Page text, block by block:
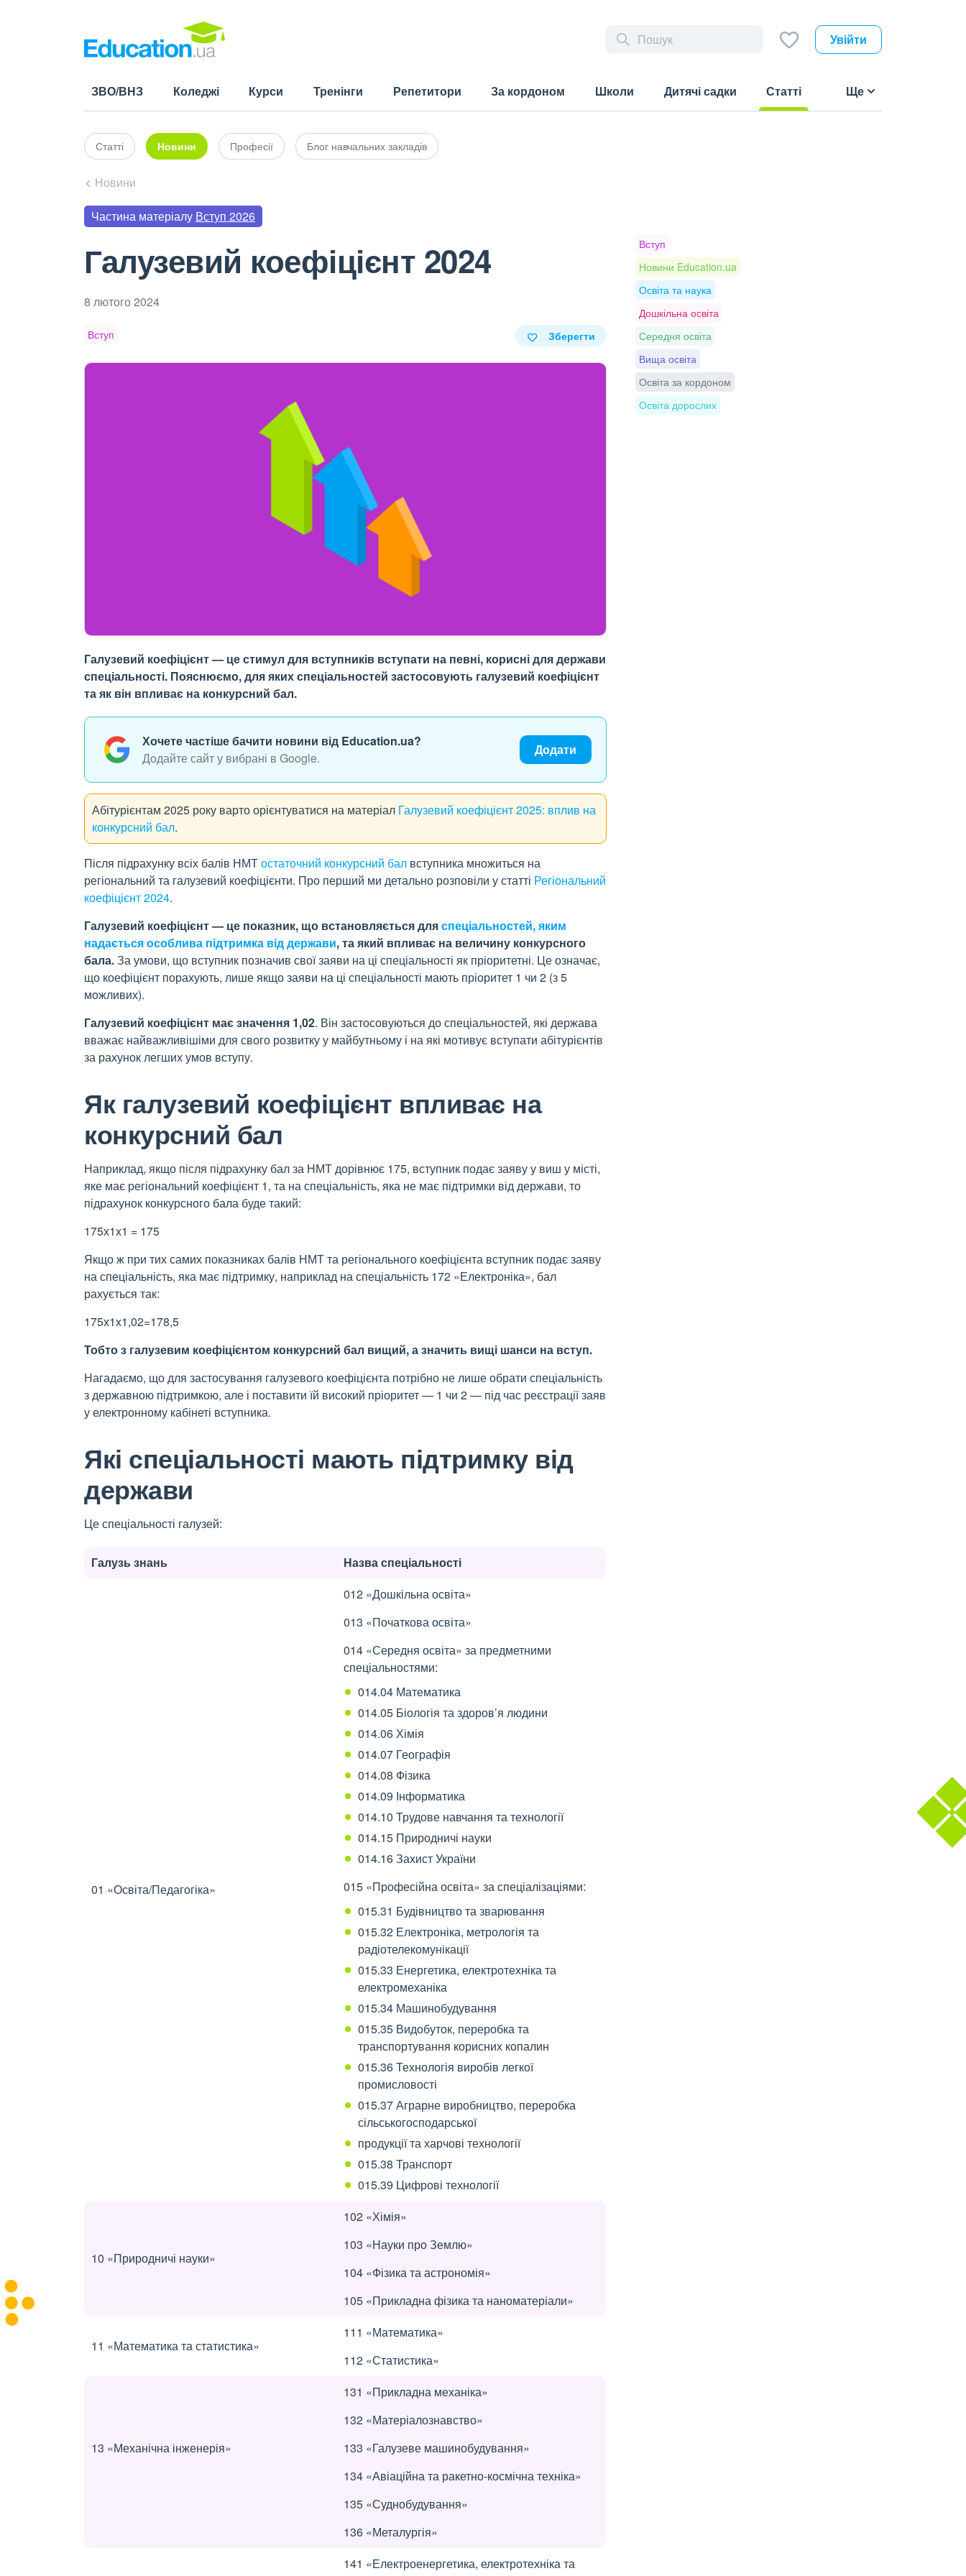
Увійти
ЗВО/ВНЗ Коледжі Курси Тренінги Репетитори За кордоном Школи Дитячі садки
Статті
Ще
Статті Новини Професії Блог навчальних закладів
Новини
Частина матеріалу Вступ 2026
Галузевий коефіцієнт 2024
8 лютого 2024
Вступ Зберегти
Галузевий коефіцієнт — це стимул для вступників вступати на певні, корисні для держави
спеціальності. Пояснюємо, для яких спеціальностей застосовують галузевий коефіцієнт
та як він впливає на конкурсний бал.
Хочете частіше бачити новини від Education.ua?
Додайте сайт у вибрані в Google.
Додати
Абітурієнтам 2025 року варто орієнтуватися на матеріал Галузевий коефіцієнт 2025: вплив на
конкурсний бал.
Після підрахунку всіх балів НМТостаточний конкурсний бал вступника множиться на
регіональний та галузевий коефіцієнти. Про перший ми детально розповіли у статті Регіональний
коефіцієнт 2024.
Галузевий коефіцієнт— це показник, що встановляється дляспеціальностей, яким
надається особлива підтримка від держави, та який впливає на величину конкурсного
бала.За умови, що вступник позначив свої заяви на ці спеціальності як пріоритетні. Це означає,
що коефіцієнт порахують, лише якщо заяви на ці спеціальності мають пріоритет 1 чи 2 (з 5
можливих).
Галузевий коефіцієнт має значення 1,02. Він застосовуються до спеціальностей, які держава
вважає найважливішіми для свого розвитку у майбутньому і на які мотивує вступати абітурієнтів
за рахунок легших умов вступу.
Як галузевий коефіцієнт впливає на
конкурсний бал
Наприклад, якщо після підрахунку бал за НМТ дорівнює 175, вступник подає заяву у виш у місті,
яке має регіональний коефіцієнт 1, та на спеціальність, яка не має підтримки від держави, то
підрахунок конкурсного бала буде такий:
175х1х1 = 175
Якщо ж при тих самих показниках балів НМТ та регіонального коефіцієнта вступник подає заяву
на спеціальність, яка має підтримку, наприклад на спеціальність 172 «Електроніка», бал
рахується так:
175х1х1,02=178,5
Тобто з галузевим коефіцієнтом конкурсний бал вищий, а значить вищі шанси на вступ.
Нагадаємо, що для застосування галузевого коефіцієнта потрібно не лише обрати спеціальність
з державною підтримкою, але і поставити їй високий пріоритет— 1 чи 2— під час реєстрації заяв
у електронному кабінеті вступника.
Які спеціальності мають підтримку від
держави
Це спеціальності галузей:
Галузь знань Назва спеціальності
01 «Освіта/Педагогіка»
012 «Дошкільна освіта»
013 «Початкова освіта»
014 «Середня освіта» за предметними
спеціальностями:
014.04 Математика
014.05 Біологія та здоров’я людини
014.06 Хімія
014.07 Географія
014.08 Фізика
014.09 Інформатика
014.10 Трудове навчання та технології
014.15 Природничі науки
014.16 Захист України
015 «Професійна освіта» за спеціалізаціями:
015.31 Будівництво та зварювання
015.32 Електроніка, метрологія та
радіотелекомунікації
015.33 Енергетика, електротехніка та
електромеханіка
015.34 Машинобудування
015.35 Видобуток, переробка та
транспортування корисних копалин
015.36 Технологія виробів легкої
промисловості
015.37 Аграрне виробництво, переробка
сільськогосподарської
продукції та харчові технології
015.38 Транспорт
015.39 Цифрові технології
10 «Природничі науки»
102 «Хімія»
103 «Науки про Землю»
104 «Фізика та астрономія»
105 «Прикладна фізика та наноматеріали»
11 «Математика та статистика»
111 «Математика»
112 «Статистика»
13 «Механічна інженерія»
131 «Прикладна механіка»
132 «Матеріалознавство»
133 «Галузеве машинобудування»
134 «Авіаційна та ракетно-космічна техніка»
135 «Суднобудування»
136 «Металургія»
141 «Електроенергетика, електротехніка та
Вступ
Новини Education.ua
Освіта та наука
Дошкільна освіта
Середня освіта
Вища освіта
Освіта за кордоном
Освіта дорослих